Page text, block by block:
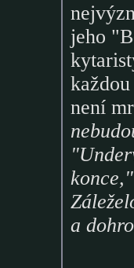
jeho
není
konce,"
a